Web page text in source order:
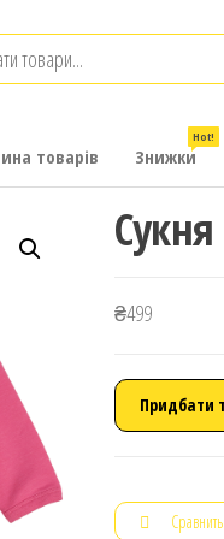
товарів Знижки
Hot!
₴499
Придбати
Сравнить